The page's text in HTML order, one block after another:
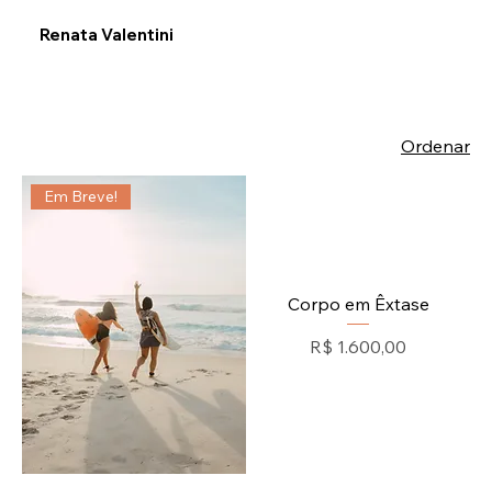
Renata Valentini
Ordenar
Em Breve!
Corpo em Êxtase
Preço
R$ 1.600,00